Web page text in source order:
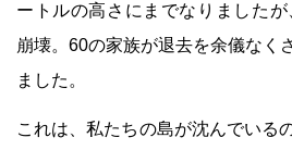
ートルの高さにまでなりました
崩壊。60の家族が退去を余儀なく
ました。
これは、私たちの島が沈んでいる